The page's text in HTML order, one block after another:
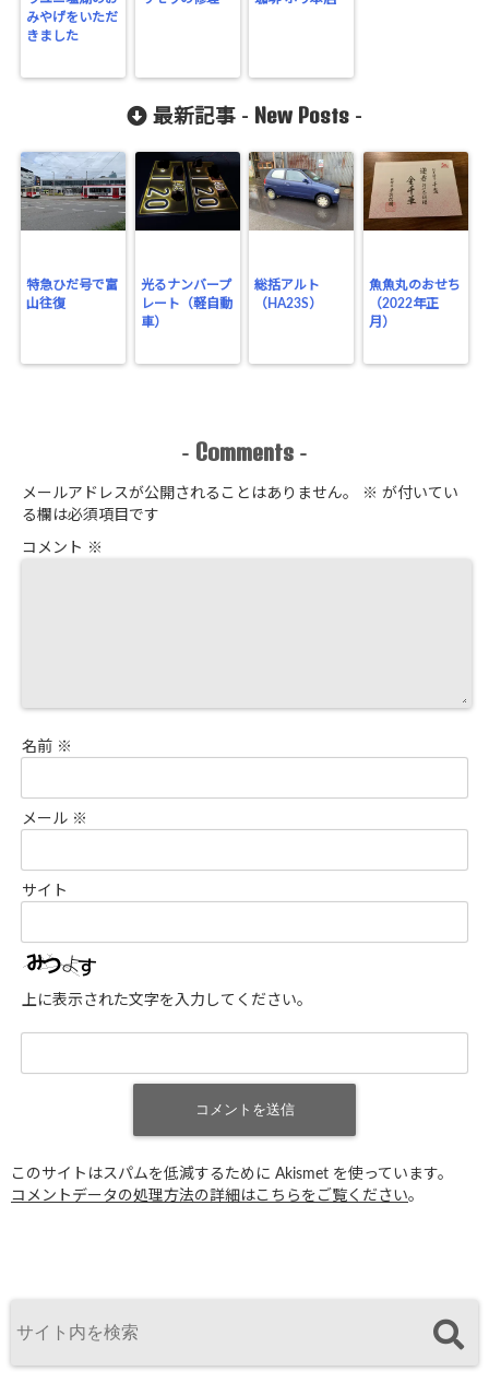
みやげをいただ
きました
最新記事 - New Posts -
特急ひだ号で富
山往復
光るナンバープ
レート（軽自動
車）
総括アルト
（HA23S）
魚魚丸のおせち
（2022年正
月）
- Comments -
メールアドレスが公開されることはありません。 ※ が付いてい
る欄は必須項目です
コメント ※
名前 ※
メール ※
サイト
上に表示された文字を入力してください。
このサイトはスパムを低減するために Akismet を使っています。
コメントデータの処理方法の詳細はこちらをご覧ください。